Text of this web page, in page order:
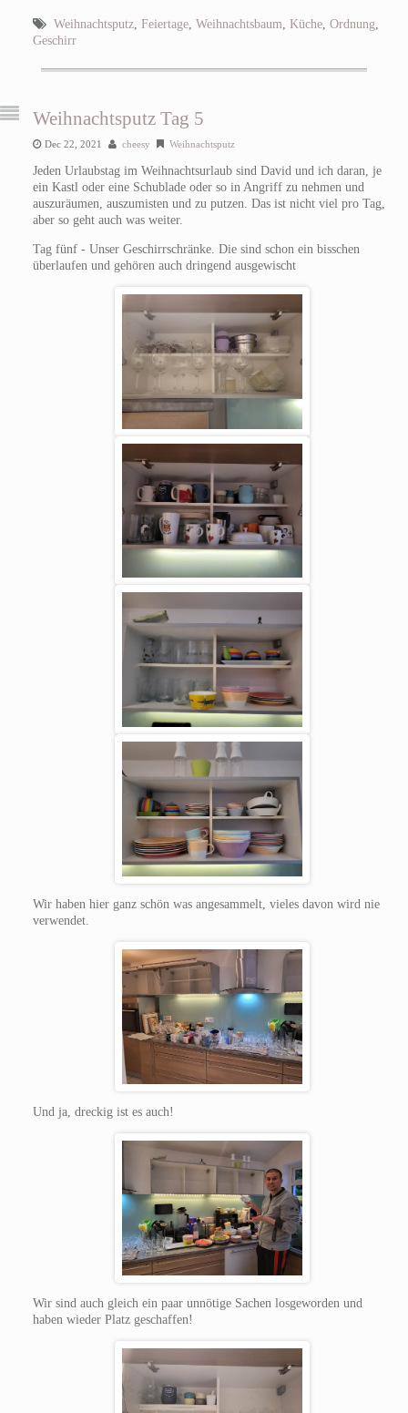
Weihnachtsputz, Feiertage, Weihnachtsbaum Küche, Ordnung
Geschirr
Weihnachtsputz Tag 5
Dec 22, 2021 cheesy Weihnachtsputz
Jeden Urlaubstag im Weihnachtsurlaub sind David und ich daran, je
ein Kastl oder eine Schublade oder so in Angriff zu nehmen und
auszuräumen, auszumisten und zu putzen. Das ist nicht viel pro Tag,
aber so geht auch was weiter.
Tag fünf - Unser Geschirrschränke. Die sind schon ein bisschen
überlaufen und gehören auch dringend ausgewischt
Wir haben hier ganz schön was angesammelt, vieles davon wird nie
verwendet.
Und ja, dreckig ist es auch!
Wir sind auch gleich ein paar unnötige Sachen losgeworden und
haben wieder Platz geschaffen!